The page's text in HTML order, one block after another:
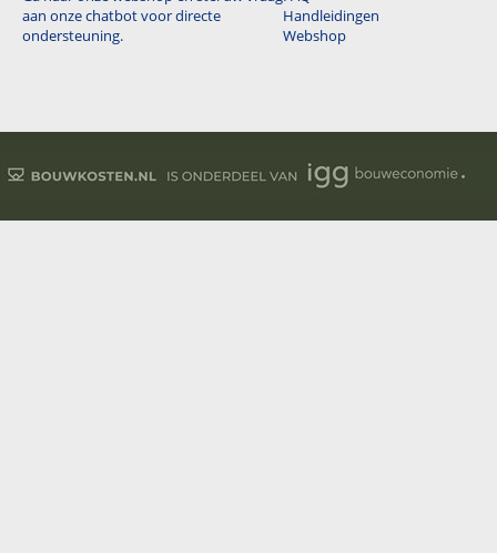
aan onze chatbot voor directe
ondersteuning.
Handleidingen
Webshop